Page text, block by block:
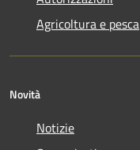
Agricoltura e pesca
Novità
Notizie